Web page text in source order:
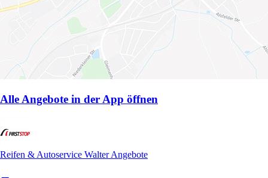
Alle Angebote in der App öffnen
Reifen & Autoservice Walter Angebote